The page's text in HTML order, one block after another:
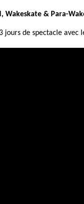
Wakeskate & Para-
jours despectacle avec